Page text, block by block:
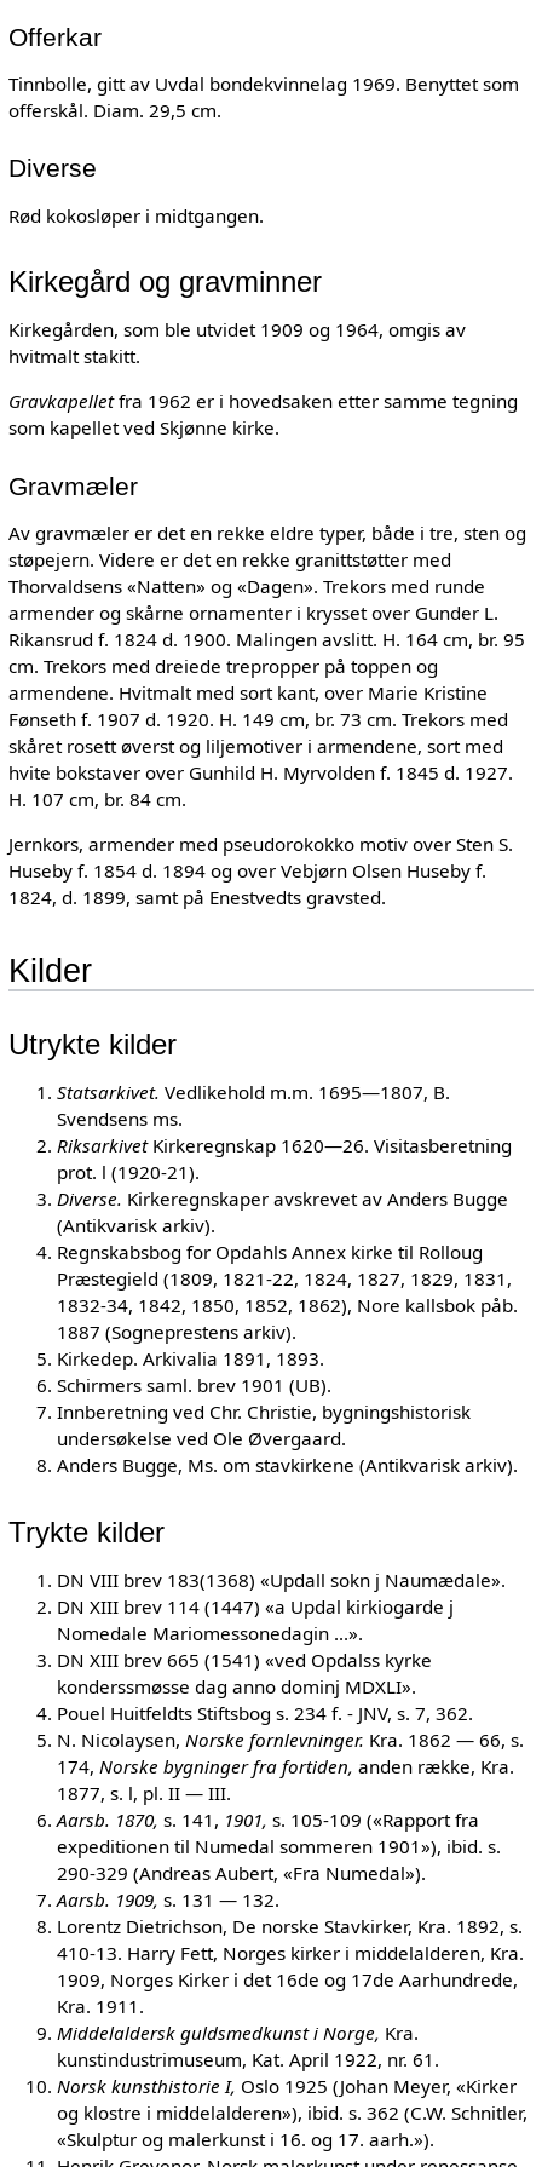
Offerkar
Tinnbolle, gitt av Uvdal bondekvinnelag 1969. Benyttet som
offerskål. Diam. 29,5 cm.
Diverse
Rød kokosløper i midtgangen.
Kirkegård og gravminner
Kirkegården, som ble utvidet 1909 og 1964, omgis av
hvitmalt stakitt.
Gravkapelletfra 1962 er i hovedsaken etter samme tegning
som kapellet ved Skjønne kirke.
Gravmæler
Av gravmæler er det en rekke eldre typer, både i tre, sten og
støpejern. Videre er det en rekke granittstøtter med
Thorvaldsens «Natten» og «Dagen». Trekors med runde
armender og skårne ornamenter i krysset over Gunder L.
Rikansrud f. 1824 d. 1900. Malingen avslitt. H. 164 cm, br. 95
cm. Trekors med dreiede trepropper på toppen og
armendene. Hvitmalt med sort kant, over Marie Kristine
Fønseth f. 1907 d. 1920. H. 149 cm, br. 73 cm. Trekors med
skåret rosett øverst og liljemotiver i armendene, sort med
hvite bokstaver over Gunhild H. Myrvolden f. 1845 d. 1927.
H. 107 cm, br. 84 cm.
Jernkors, armender med pseudorokokko motiv over Sten S.
Huseby f. 1854 d. 1894 og over Vebjørn Olsen Huseby f.
1824, d. 1899, samt på Enestvedts gravsted.
Kilder
Utrykte kilder
Statsarkivet. Vedlikehold m.m. 1695—1807, B.
Svendsens ms.
RiksarkivetKirkeregnskap 1620—26. Visitasberetning
prot. l (1920-21).
Diverse. Kirkeregnskaper avskrevet av Anders Bugge
(Antikvarisk arkiv).
Regnskabsbog for Opdahls Annex kirke til Rolloug
Præstegield (1809, 1821-22, 1824, 1827, 1829, 1831,
1832-34, 1842, 1850, 1852, 1862), Nore kallsbok påb.
1887 (Sogneprestens arkiv).
Kirkedep. Arkivalia 1891, 1893.
Schirmers saml. brev 1901 (UB).
Innberetning ved Chr. Christie, bygningshistorisk
undersøkelse ved Ole Øvergaard.
Anders Bugge, Ms. om stavkirkene (Antikvarisk arkiv).
Trykte kilder
DN VIII brev 183(1368) «Updall sokn j Naumædale».
DN XIII brev 114 (1447) «a Updal kirkiogarde j
Nomedale Mariomessonedagin ...».
DN XIII brev 665 (1541) «ved Opdalss kyrke
konderssmøsse dag anno dominj MDXLI».
Pouel Huitfeldts Stiftsbog s. 234 f. - JNV, s. 7, 362.
N. Nicolaysen, Norske fornlevninger. Kra. 1862 — 66, s.
174, Norske bygninger fra fortiden, anden række, Kra.
1877, s. l, pl. II — III.
Aarsb. 1870, s. 141, 1901, s. 105-109 («Rapport fra
expeditionen til Numedal sommeren 1901»), ibid. s.
290-329 (Andreas Aubert, «Fra Numedal»).
Aarsb. 1909, s. 131 — 132.
Lorentz Dietrichson, De norske Stavkirker, Kra. 1892, s.
410-13. Harry Fett, Norges kirker i middelalderen, Kra.
1909, Norges Kirker i det 16de og 17de Aarhundrede,
Kra. 1911.
Middelaldersk guldsmedkunst i Norge, Kra.
kunstindustrimuseum, Kat. April 1922, nr. 61.
Norsk kunsthistorie I, Oslo 1925 (Johan Meyer, «Kirker
og klostre i middelalderen»), ibid. s. 362 (C.W. Schnitler,
«Skulptur og malerkunst i 16. og 17. aarh.»).